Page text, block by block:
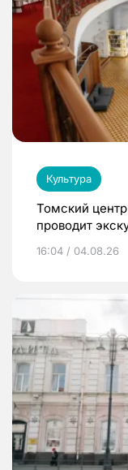
Культура
Томский
проводит
16:04 / 04.08.26